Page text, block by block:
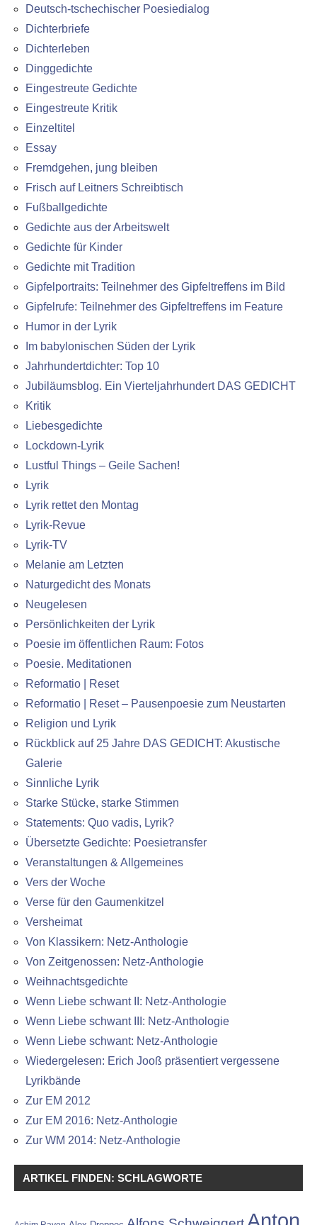
Deutsch-tschechischer Poesiedialog
Dichterbriefe
Dichterleben
Dinggedichte
Eingestreute Gedichte
Eingestreute Kritik
Einzeltitel
Essay
Fremdgehen, jung bleiben
Frisch auf Leitners Schreibtisch
Fußballgedichte
Gedichte aus der Arbeitswelt
Gedichte für Kinder
Gedichte mit Tradition
Gipfelportraits: Teilnehmer des Gipfeltreffens im Bild
Gipfelrufe: Teilnehmer des Gipfeltreffens im Feature
Humor in der Lyrik
Im babylonischen Süden der Lyrik
Jahrhundertdichter: Top 10
Jubiläumsblog. Ein Vierteljahrhundert DAS GEDICHT
Kritik
Liebesgedichte
Lockdown-Lyrik
Lustful Things – Geile Sachen!
Lyrik
Lyrik rettet den Montag
Lyrik-Revue
Lyrik-TV
Melanie am Letzten
Naturgedicht des Monats
Neugelesen
Persönlichkeiten der Lyrik
Poesie im öffentlichen Raum: Fotos
Poesie. Meditationen
Reformatio | Reset
Reformatio | Reset – Pausenpoesie zum Neustarten
Religion und Lyrik
Rückblick auf 25 Jahre DAS GEDICHT: Akustische
Galerie
Sinnliche Lyrik
Starke Stücke, starke Stimmen
Statements: Quo vadis, Lyrik?
Übersetzte Gedichte: Poesietransfer
Veranstaltungen & Allgemeines
Vers der Woche
Verse für den Gaumenkitzel
Versheimat
Von Klassikern: Netz-Anthologie
Von Zeitgenossen: Netz-Anthologie
Weihnachtsgedichte
Wenn Liebe schwant II: Netz-Anthologie
Wenn Liebe schwant III: Netz-Anthologie
Wenn Liebe schwant: Netz-Anthologie
Wiedergelesen: Erich Jooß präsentiert vergessene
Lyrikbände
Zur EM 2012
Zur EM 2016: Netz-Anthologie
Zur WM 2014: Netz-Anthologie
ARTIKEL FINDEN: SCHLAGWORTE